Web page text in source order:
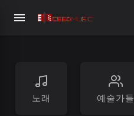
노래 예술가들